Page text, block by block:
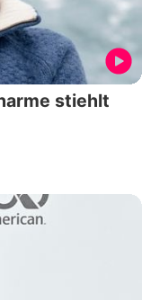
stiehlt